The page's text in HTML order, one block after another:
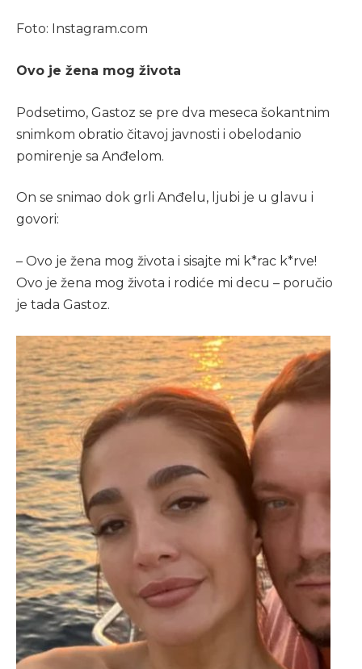
Foto: Instagram.com
Ovo je žena mog života
Podsetimo, Gastoz se pre dva meseca šokantnim
snimkom obratio čitavoj javnosti i obelodanio
pomirenje sa Anđelom.
On se snimao dok grli Anđelu, ljubi je u glavu i
govori:
– Ovo je žena mog života i sisajte mi k*rac k*rve!
Ovo je žena mog života i rodiće mi decu – poručio
je tada Gastoz.